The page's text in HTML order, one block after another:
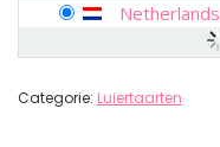
Netherlands
Categorie: Luiertaarten